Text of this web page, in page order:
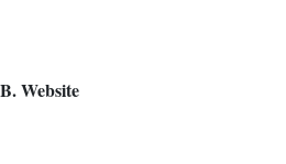
B. Website